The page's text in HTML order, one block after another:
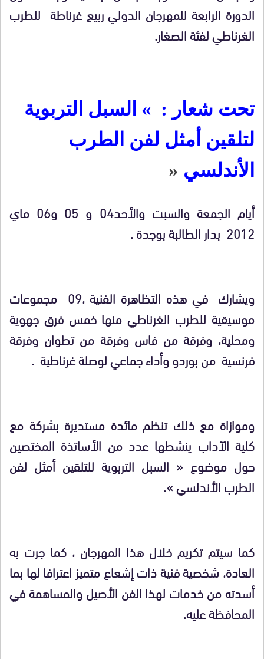
الدورة الرابعة للمهرجان الدولي ربيع غرناطة للطرب
الغرناطي لفئة الصغار.
تحت شعار : » السبل التربوية
لتلقين أمثل لفن الطرب
الأندلسي «
أيام الجمعة والسبت والأحد04 و 05 و06 ماي
2012 بدار الطالبة بوجدة .
ويشارك في هذه التظاهرة الفنية ،09 مجموعات
موسيقية للطرب الغرناطي منها خمس فرق جهوية
ومحلية، وفرقة من فاس وفرقة من تطوان وفرقة
فرنسية من بوردو وأداء جماعي لوصلة غرناطية .
وموازاة مع ذلك تنظم مائدة مستديرة بشركة مع
كلية الآداب ينشطها عدد من الأساتذة المختصين
حول موضوع « السبل التربوية للتلقين أمثل لفن
الطرب الأندلسي ».
كما سيتم تكريم خلال هذا المهرجان ، كما جرت به
العادة، شخصية فنية ذات إشعاع متميز اعترافا لها بما
أسدته من خدمات لهذا الفن الأصيل والمساهمة في
المحافظة عليه.